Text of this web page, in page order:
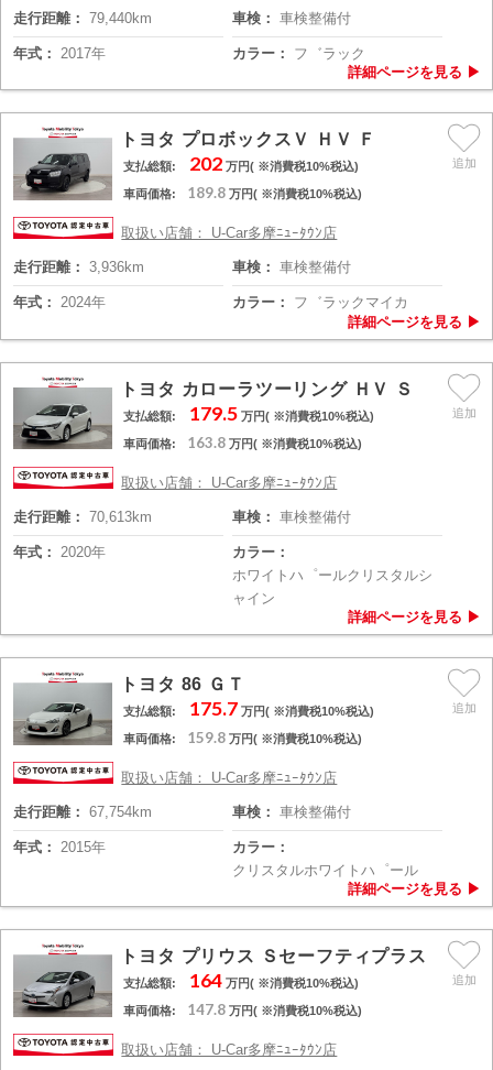
走行距離： 79,440km 車検： 車検整備付
年式： 2017年 カラー： フ゛ラック
トヨタ プロボックスＶ ＨＶ Ｆ
支払総額: 202万円( ※消費税10%税込)
車両価格: 189.8 万円( ※消費税10%税込)
取扱い店舗： U-Car多摩ﾆｭｰﾀｳﾝ店
走行距離： 3,936km 車検： 車検整備付
年式： 2024年 カラー： フ゛ラックマイカ
トヨタ カローラツーリング ＨＶ Ｓ
支払総額: 179.5万円( ※消費税10%税込)
車両価格: 163.8 万円( ※消費税10%税込)
取扱い店舗： U-Car多摩ﾆｭｰﾀｳﾝ店
走行距離： 70,613km 車検： 車検整備付
年式： 2020年
カラー：
ホワイトハ゜ールクリスタルシ
ャイン
トヨタ 86 ＧＴ
支払総額: 175.7万円( ※消費税10%税込)
車両価格: 159.8 万円( ※消費税10%税込)
取扱い店舗： U-Car多摩ﾆｭｰﾀｳﾝ店
走行距離： 67,754km 車検： 車検整備付
年式： 2015年
カラー：
クリスタルホワイトハ゜ール
トヨタ プリウス Ｓセーフティプラス
支払総額: 164万円( ※消費税10%税込)
車両価格: 147.8 万円( ※消費税10%税込)
取扱い店舗： U-Car多摩ﾆｭｰﾀｳﾝ店